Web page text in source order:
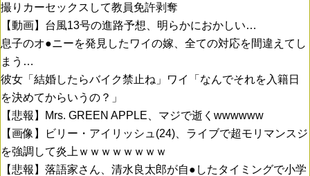
撮りカーセックスして教員免許剥奪
【動画】台風13号の進路予想、明らかにおかしい…
息子のオ●ニーを発見したワイの嫁、全ての対応を間違えてし
まう…
彼女「結婚したらバイク禁止ね」ワイ「なんでそれを入籍日
を決めてからいうの？」
【悲報】Mrs. GREEN APPLE、マジで逝くwwwwww
【画像】ビリー・アイリッシュ(24)、ライブで超モリマンスジ
を強調して炎上ｗｗｗｗｗｗｗｗ
【悲報】落語家さん、清水良太郎が自●したタイミングで小学